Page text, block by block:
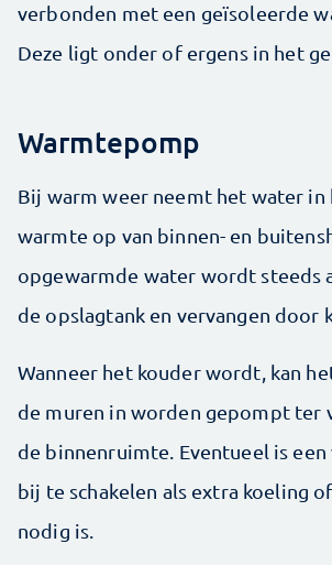
verbonden met een geïsoleerde
Deze ligt onder of ergens in het
Warmtepomp
Bij warm weer neemt het water in
warmte op van binnen- en
opgewarmde water wordt steeds
de opslagtank en vervangen door
Wanneer het kouder wordt, kan
de muren in worden gepompt ter
de binnenruimte. Eventueel is
bij te schakelen als extra koeling
nodig is.